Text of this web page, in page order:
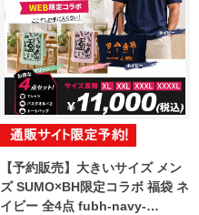
【予約販売】大きいサイズ メン
ズ SUMO×BH限定コラボ 福袋 ネ
イビー 全4点 fubh-navy-